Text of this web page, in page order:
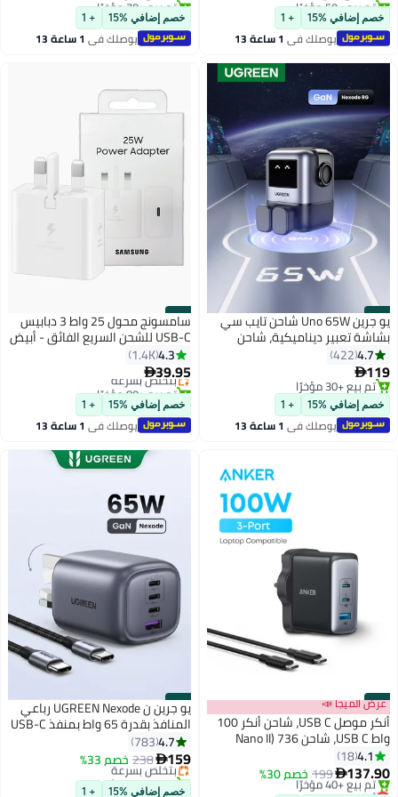
max/15 Pro/15 plus/15, Samsung
S24 and all USB C mobiles / Tabs
بتخلّص بسرعة
خصم إضافي %15 + 1
يوصلك في 1 ساعة 13
بلس، ايباد، سامسونج، شاومى، ون
بلس، إلخ 30 واط مع كابل
بتخلّص بسرعة
خصم إضافي %15 + 1
يوصلك في 1 ساعة 13
#45 يو جرين Uno 65W شاحن تايب سي
بشاشة تعبير ديناميكية، شاحن
2C1A يو إس بي سي مع شاشة
LED، شحن ممتع وسريع، محول حائط
صغير الحجم ومحمول من نوع
جالينيوم نيتريد (GaN)، متوافق مع
سلسلة آيفون 17 و16 وجالاكسي
S25 وS24
4.7
422
119
تم بيع +30 مؤخرًا
تم بيع +30 مؤخرًا
خصم إضافي %15 + 1
يوصلك في 1 ساعة 13
#46 سامسونج محول 25 واط 3 دبابيس
USB-C للشحن السريع الفائق - أبيض
4.3
1.4K
39.95
بتخلّص بسرعة
تم بيع +80 مؤخرًا
بتخلّص بسرعة
خصم إضافي %15 + 1
يوصلك في 1 ساعة 13
#47
عرض الميجا 📣
أنكر موصل USB C، شاحن أنكر 100
واط USB C، شاحن 736 (Nano II
منافذ لجهاز MacBook Pro/Air،
Google Pixelbook، ThinkPad، Dell
4.1
18
137.90
199 خصم 30%
أقل سعر في السنة
#48 يو جرين ن UGREEN Nexode رباعي
المنافذ بقدرة 65 واط بمنفذ USB-C
مزود بمقبس شحن سريع من النوع
C، ومحول شحن GaN، متوافق مع
4.7
783
159
238 خصم 33%
بتخلّص بسرعة
تم بيع +40 مؤخرًا
بتخلّص بسرعة
خصم إضافي %15 + 1